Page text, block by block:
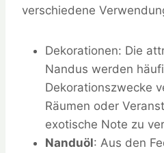
verschiedene
Dekorationen: Die
Nandus werden
Dekorationszwecke
Räumen oder
exotische Note zu
Nanduöl: Aus den